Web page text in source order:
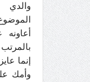
أعاونه
إنما
وأمك